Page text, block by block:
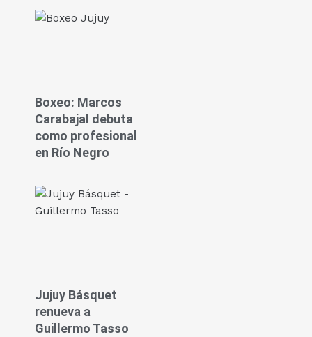
Boxeo: Marcos
Carabajal debuta
como profesional
en Río Negro
Jujuy Básquet
renueva a
Guillermo Tasso